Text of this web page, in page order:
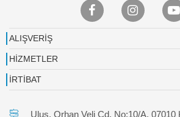
ALIŞVERİŞ
HİZMETLER
İRTİBAT
Ulus, Orhan Veli Cd. No:10/A, 07010